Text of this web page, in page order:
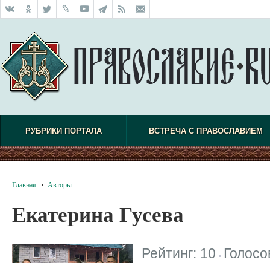
РУБРИКИ ПОРТАЛА ВСТРЕЧА С ПРАВОСЛАВИЕМ
Главная Авторы
Екатерина Гусева
Рейтинг: 10